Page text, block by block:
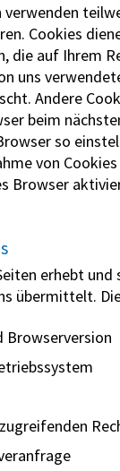
Cookies
die auf Ihrem
uns
Andere
beim
so
von
Browser
erhebt
übermittelt.
Browserversion